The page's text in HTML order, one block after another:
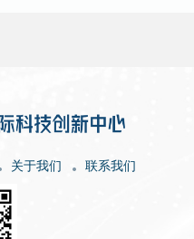
关于我们 联系我们